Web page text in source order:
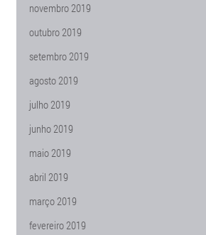
novembro 2019
outubro 2019
setembro 2019
agosto 2019
julho 2019
junho 2019
maio 2019
abril 2019
março 2019
fevereiro 2019